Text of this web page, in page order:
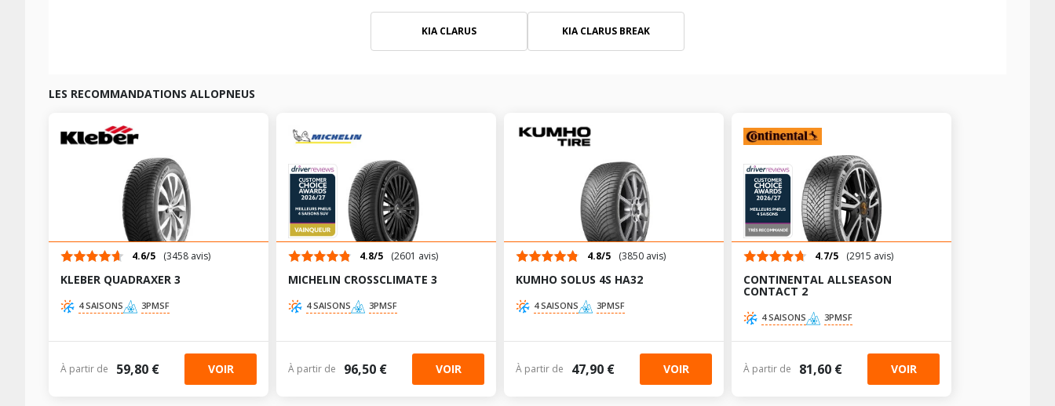
KIA CLARUS KIA CLARUS BREAK
LES RECOMMANDATIONS ALLOPNEUS
4.6/5 (3458 avis)
KLEBER QUADRAXER 3
4 SAISONS 3PMSF
À partir de 59,80 € VOIR
4.8/5 (2601 avis)
MICHELIN CROSSCLIMATE 3
4 SAISONS 3PMSF
À partir de 96,50 € VOIR
4.8/5 (3850 avis)
KUMHO SOLUS 4S HA32
4 SAISONS 3PMSF
À partir de 47,90 € VOIR
4.7/5 (2915 avis)
CONTINENTAL ALLSEASON
CONTACT 2
4 SAISONS 3PMSF
À partir de 81,60 € VOIR